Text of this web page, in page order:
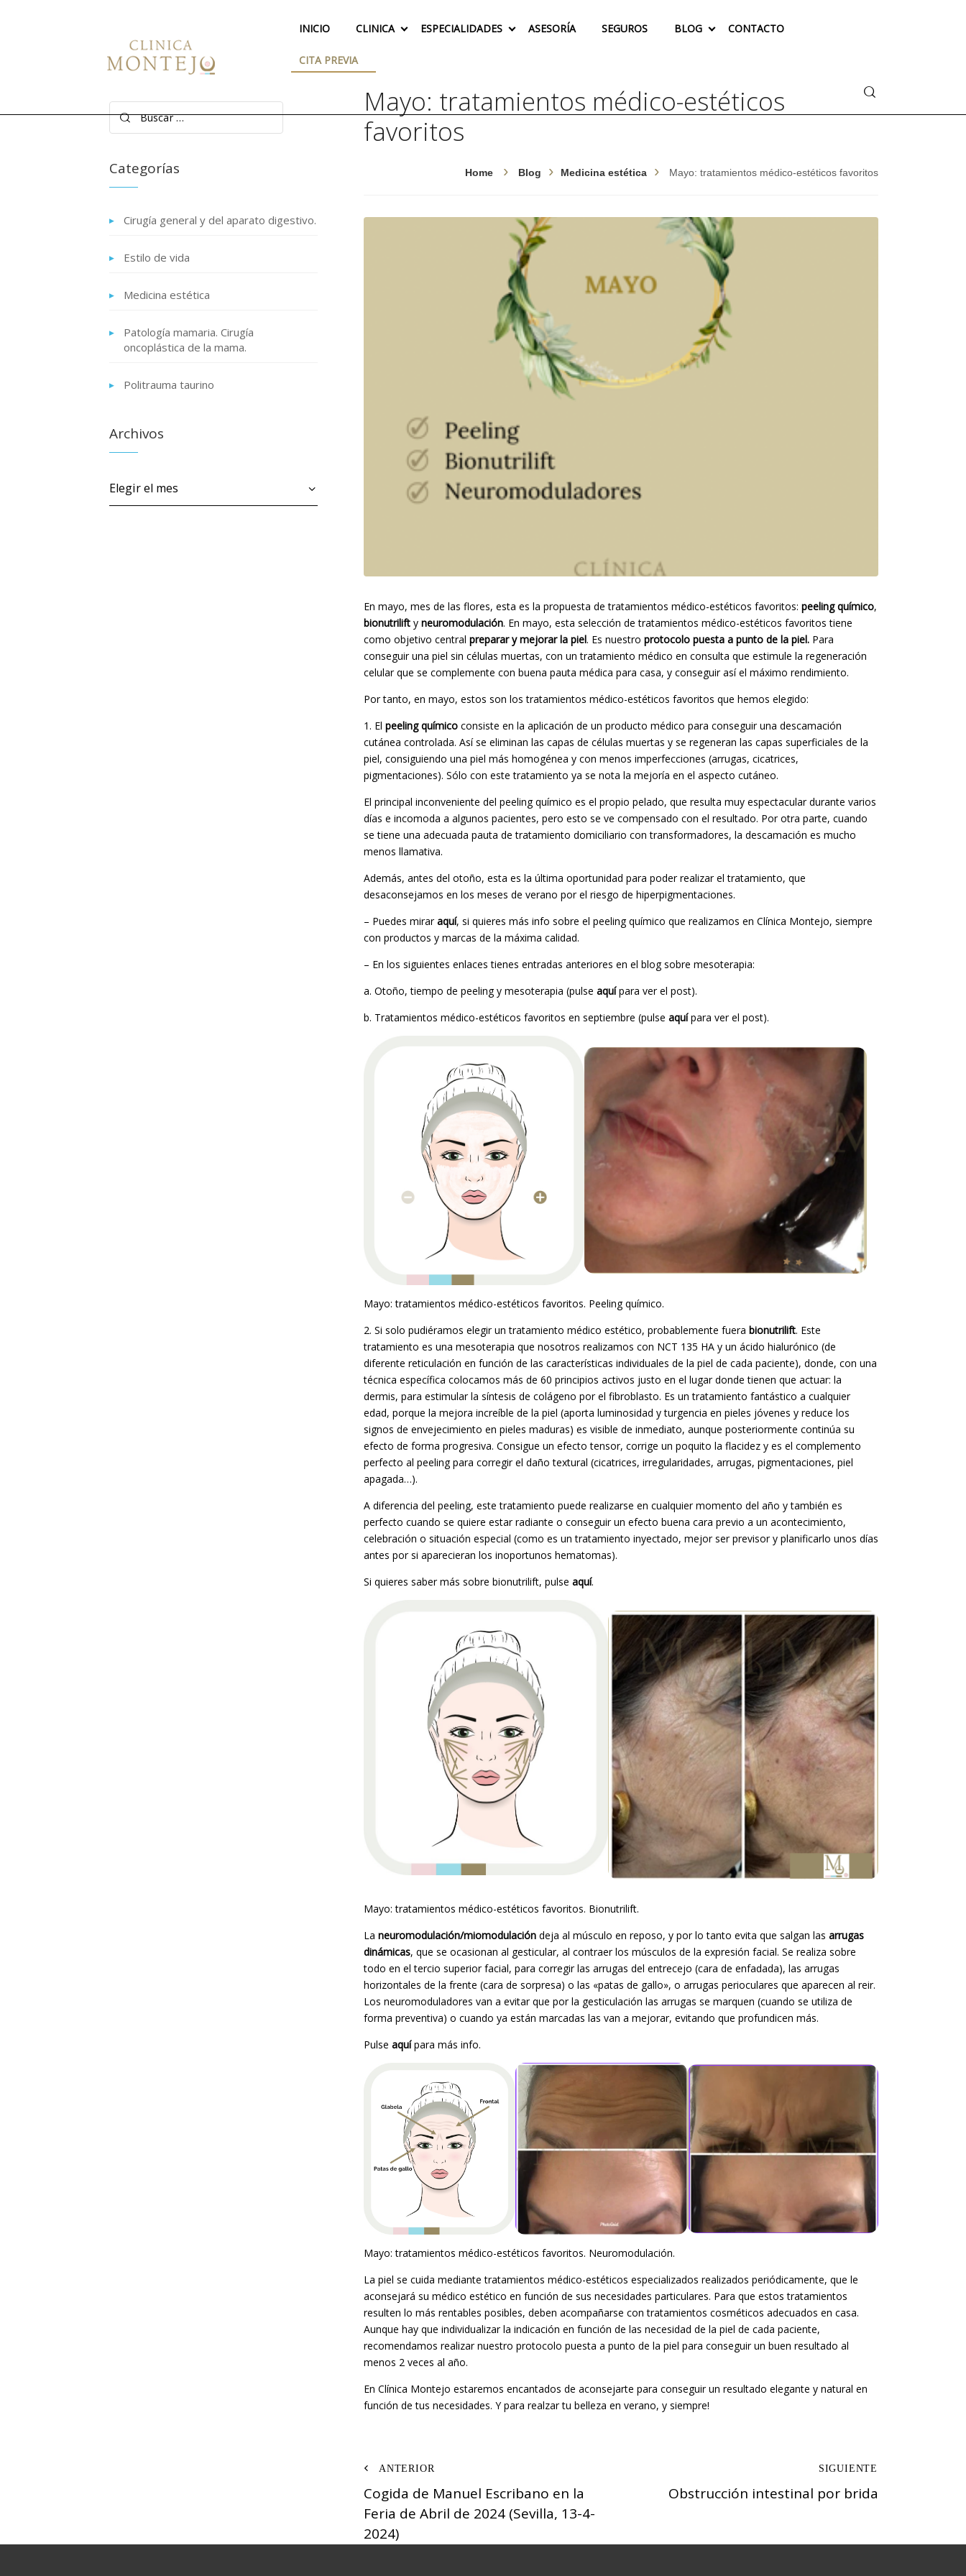
INICIO CLINICA ESPECIALIDADES ASESORÍA SEGUROS BLOG CONTACTO
CITA PREVIA
Buscar
Mayo: tratamientos médico-estéticos
favoritos
Home Blog Medicina estética Mayo: tratamientos médico-estéticos favoritos
En mayo, mes de las flores, esta es la propuesta de tratamientos médico-estéticos favoritos: peeling químico,
bionutrilift y neuromodulación. En mayo, esta selección de tratamientos médico-estéticos favoritos tiene
como objetivo central preparar y mejorar la piel. Es nuestro protocolo puesta a punto de la piel.Para
conseguir una piel sin células muertas, con un tratamiento médico en consulta que estimule la regeneración
celular que se complemente con buena pauta médica para casa, y conseguir así el máximo rendimiento.
Por tanto, en mayo, estos son los tratamientos médico-estéticos favoritos que hemos elegido:
1. El peeling químicoconsiste en la aplicación de un producto médico para conseguir una descamación
cutánea controlada. Así se eliminan las capas de células muertas y se regeneran las capas superficiales de la
piel, consiguiendo una piel más homogénea y con menos imperfecciones (arrugas, cicatrices,
pigmentaciones). Sólo con este tratamiento ya se nota la mejoría en el aspecto cutáneo.
El principal inconveniente del peeling químico es el propio pelado, que resulta muy espectacular durante varios
días e incomoda a algunos pacientes, pero esto se ve compensado con el resultado. Por otra parte, cuando
se tiene una adecuada pauta de tratamiento domiciliario con transformadores, la descamación es mucho
menos llamativa.
Además, antes del otoño, esta es la última oportunidad para poder realizar el tratamiento, que
desaconsejamos en los meses de verano por el riesgo de hiperpigmentaciones.
– Puedes miraraquí, si quieres más info sobre el peeling químico que realizamos en Clínica Montejo, siempre
con productos y marcas de la máxima calidad.
– En los siguientes enlaces tienes entradas anteriores en el blog sobre mesoterapia:
a. Otoño, tiempo de peeling y mesoterapia (pulse aquípara ver el post).
b. Tratamientos médico-estéticos favoritos en septiembre (pulse aquípara ver el post).
Mayo: tratamientos médico-estéticos favoritos. Peeling químico.
2. Si solo pudiéramos elegir un tratamiento médico estético, probablemente fuera bionutrilift. Este
tratamiento es una mesoterapia que nosotros realizamos con NCT 135 HA y un ácido hialurónico (de
diferente reticulación en función de las características individuales de la piel de cada paciente), donde, con una
técnica específica colocamos más de 60 principios activos justo en el lugar donde tienen que actuar: la
dermis, para estimular la síntesis de colágeno por el fibroblasto. Es un tratamiento fantástico a cualquier
edad, porque la mejora increíble de la piel (aporta luminosidad y turgencia en pieles jóvenes y reduce los
signos de envejecimiento en pieles maduras) es visible de inmediato, aunque posteriormente continúa su
efecto de forma progresiva. Consigue un efecto tensor, corrige un poquito la flacidez y es el complemento
perfecto al peeling para corregir el daño textural (cicatrices, irregularidades, arrugas, pigmentaciones, piel
apagada…).
A diferencia del peeling, este tratamiento puede realizarse en cualquier momento del año y también es
perfecto cuando se quiere estar radiante o conseguir un efecto buena cara previo a un acontecimiento,
celebración o situación especial (como es un tratamiento inyectado, mejor ser previsor y planificarlo unos días
antes por si aparecieran los inoportunos hematomas).
Si quieres saber más sobre bionutrilift, pulse aquí.
Mayo: tratamientos médico-estéticos favoritos. Bionutrilift.
La neuromodulación/miomodulacióndeja al músculo en reposo, y por lo tanto evita que salgan las arrugas
dinámicas, que se ocasionan al gesticular, al contraer los músculos de la expresión facial. Se realiza sobre
todo en el tercio superior facial, para corregir las arrugas del entrecejo (cara de enfadada), las arrugas
horizontales de la frente (cara de sorpresa) o las «patas de gallo», o arrugas perioculares que aparecen al reir.
Los neuromoduladores van a evitar que por la gesticulación las arrugas se marquen (cuando se utiliza de
forma preventiva) o cuando ya están marcadas las van a mejorar, evitando que profundicen más.
Pulse aquípara más info.
Mayo: tratamientos médico-estéticos favoritos. Neuromodulación.
La piel se cuida mediante tratamientos médico-estéticos especializados realizados periódicamente, que le
aconsejará su médico estético en función de sus necesidades particulares. Para que estos tratamientos
resulten lo más rentables posibles, deben acompañarse con tratamientos cosméticos adecuados en casa.
Aunque hay que individualizar la indicación en función de las necesidad de la piel de cada paciente,
recomendamos realizar nuestro protocolo puesta a punto de la piel para conseguir un buen resultado al
menos 2 veces al año.
En Clínica Montejo estaremos encantados de aconsejarte para conseguir un resultado elegante y natural en
función de tus necesidades. Y para realzar tu belleza en verano, y siempre!
Navegación
de
entradas
Cogida de Manuel Escribano en la
Feria de Abril de 2024 (Sevilla, 13-4-
2024)
Obstrucción intestinal por brida
Categorías
Cirugía general y del aparato digestivo.
Estilo de vida
Medicina estética
Patología mamaria. Cirugía
oncoplástica de la mama.
Politrauma taurino
Archivos